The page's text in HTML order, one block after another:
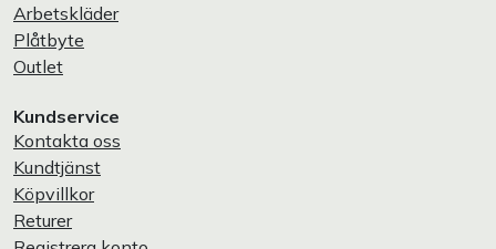
Arbetskläder
Plåtbyte
Outlet
Kundservice
Kontakta oss
Kundtjänst
Köpvillkor
Returer